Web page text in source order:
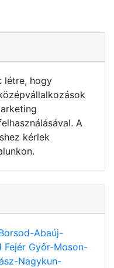
létre, hogy
A
kérlek
Abaúj-
Fejér Győr-Moson-
Nagykun-